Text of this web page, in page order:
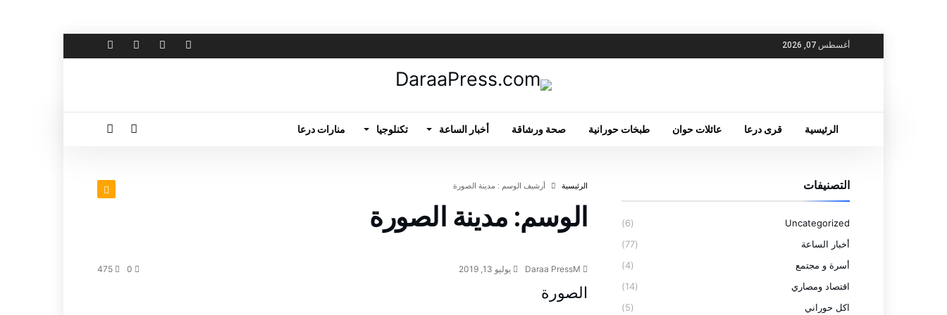
أغسطس 07, 2026
الرئيسية قرى درعا عائلات حوان طبخات حورانية صحة ورشاقة أخبار الساعة تكنلوجيا منارات درعا
‫الرئيسية‬ ‫أرشيف الوسم :‬ مدينة الصورة
الوسم: مدينة الصورة
يوليو 13, 2019 475
الصورة
التصنيفات
Uncategorized
(6)
أخبار الساعة
(77)
أسرة و مجتمع
(4)
اقتصاد ومصاري
(14)
اكل حوراني
(5)